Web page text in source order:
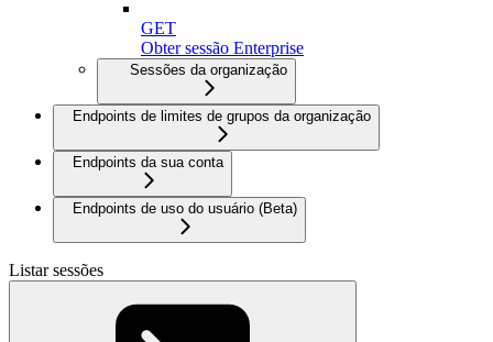
GET
Obter sessão Enterprise
Sessões da organização
Endpoints de limites de grupos da organização
Endpoints da sua conta
Endpoints de uso do usuário (Beta)
Listar sessões